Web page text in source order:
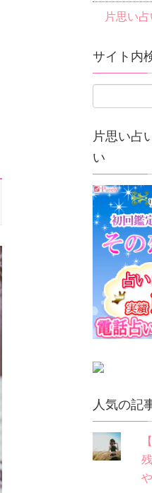
片思い
サイト内
片思い占
い
人気の記